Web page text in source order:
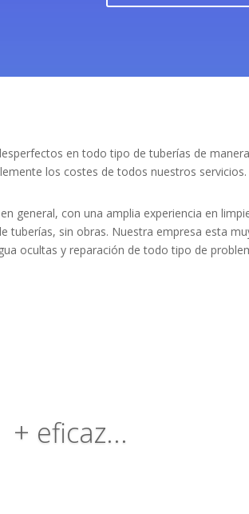
en todo tipo de tuberías de
los costes de todos nuestros servicios.
general, con una amplia experiencia en
tuberías, sin obras. Nuestra empresa esta
ocultas y reparación de todo tipo de
+ eficaz...